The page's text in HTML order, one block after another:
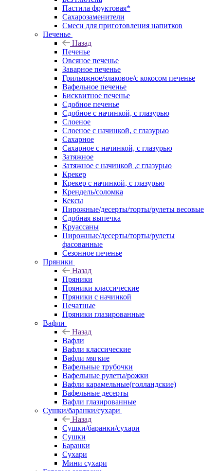
Пастила фруктовая*
Сахарозаменители
Смеси для приготовления напитков
Печенье
Назад
Печенье
Овсяное печенье
Заварное печенье
Грильяжное/злаковое/с кокосом печенье
Вафельное печенье
Бисквитное печенье
Сдобное печенье
Сдобное с начинкой, с глазурью
Слоеное
Слоеное с начинкой, с глазурью
Сахарное
Сахарное с начинкой, с глазурью
Затяжное
Затяжное с начинкой ,с глазурью
Крекер
Крекер с начинкой, с глазурью
Крендель/соломка
Кексы
Пирожные/десерты/торты/рулеты весовые
Сдобная выпечка
Круассаны
Пирожные/десерты/торты/рулеты
фасованные
Сезонное печенье
Пряники
Назад
Пряники
Пряники классические
Пряники с начинкой
Печатные
Пряники глазированные
Вафли
Назад
Вафли
Вафли классические
Вафли мягкие
Вафельные трубочки
Вафельные рулеты/рожки
Вафли карамельные(голландские)
Вафельные десерты
Вафли глазированные
Сушки/баранки/сухари
Назад
Сушки/баранки/сухари
Сушки
Баранки
Сухари
Мини сухари